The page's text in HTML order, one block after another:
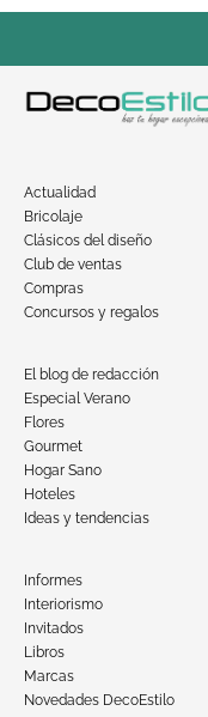
Actualidad
Bricolaje
Clásicos del diseño
Club de ventas
Compras
Concursos y regalos
El blog de redacción
Especial Verano
Flores
Gourmet
Hogar Sano
Hoteles
Ideas y tendencias
Informes
Interiorismo
Invitados
Libros
Marcas
Novedades DecoEstilo